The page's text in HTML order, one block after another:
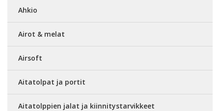
Ahkio
Airot & melat
Airsoft
Aitatolpat ja portit
Aitatolppien jalat ja kiinnitystarvikkeet